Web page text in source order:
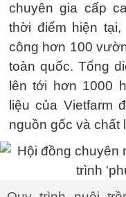
chuyên gia cấp
thời điểm hiện tại,
công hơn 100
toàn quốc. Tổng
lên tới hơn 1000
liệu của Vietfarm
nguồn gốc và chất